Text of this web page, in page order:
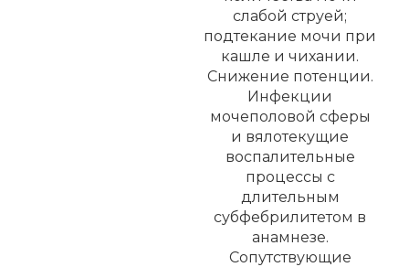
слабой струей;
подтекание мочи при
кашле и чихании.
Снижение потенции.
Инфекции
мочеполовой сферы
и вялотекущие
воспалительные
процессы с
длительным
субфебрилитетом в
анамнезе.
Сопутствующие